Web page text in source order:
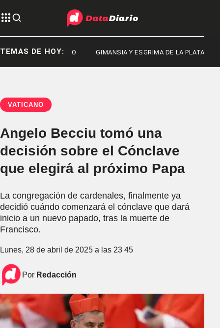
TEMAS DE HOY:
SENADO GIMANSIA Y ESGRIMA DE LA PLATA
VATICANO
Angelo Becciu tomó una
decisión sobre el Cónclave
que elegirá al próximo Papa
La congregación de cardenales, finalmente ya
decidió cuándo comenzará el cónclave que dará
inicio a un nuevo papado, tras la muerte de
Francisco.
Lunes, 28 de abril de 2025 a las 23 45
Por Redacción